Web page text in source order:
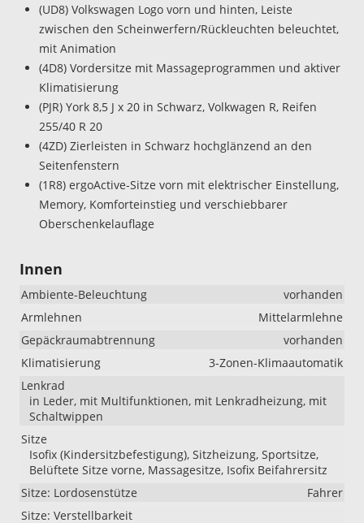
(UD8) Volkswagen Logo vorn und hinten, Leiste
zwischen den Scheinwerfern/Rückleuchten beleuchtet,
mit Animation
(4D8) Vordersitze mit Massageprogrammen und aktiver
Klimatisierung
(PJR) York 8,5 J x 20 in Schwarz, Volkwagen R, Reifen
255/40 R 20
(4ZD) Zierleisten in Schwarz hochglänzend an den
Seitenfenstern
(1R8) ergoActive-Sitze vorn mit elektrischer Einstellung,
Memory, Komforteinstieg und verschiebbarer
Oberschenkelauflage
Innen
Ambiente-Beleuchtung
vorhanden
Armlehnen
Mittelarmlehne
Gepäckraumabtrennung
vorhanden
Klimatisierung
3-Zonen-Klimaautomatik
Lenkrad
in Leder, mit Multifunktionen, mit Lenkradheizung, mit
Schaltwippen
Sitze
Isofix (Kindersitzbefestigung), Sitzheizung, Sportsitze,
Belüftete Sitze vorne, Massagesitze, Isofix Beifahrersitz
Sitze: Lordosenstütze
Fahrer
Sitze: Verstellbarkeit